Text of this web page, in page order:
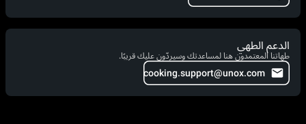
الدعم الطهي
طهاتنا المعتمدون هنا لمساعدتك وسيردّون عليك قريبًا.
cooking.support@unox.com